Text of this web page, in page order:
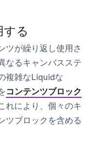
る
ツが繰り返し使用さ
なるキャンバスステ
複雑なLiquidな
コンテンツブロック
れにより、個々のキ
ツブロックを含める